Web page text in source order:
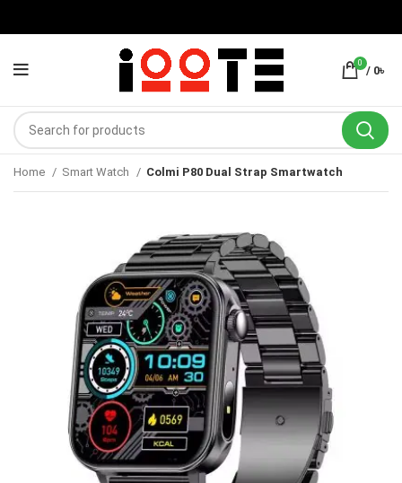
0
/ 0৳
Home Smart Watch Colmi P80 Dual Strap Smartwatch